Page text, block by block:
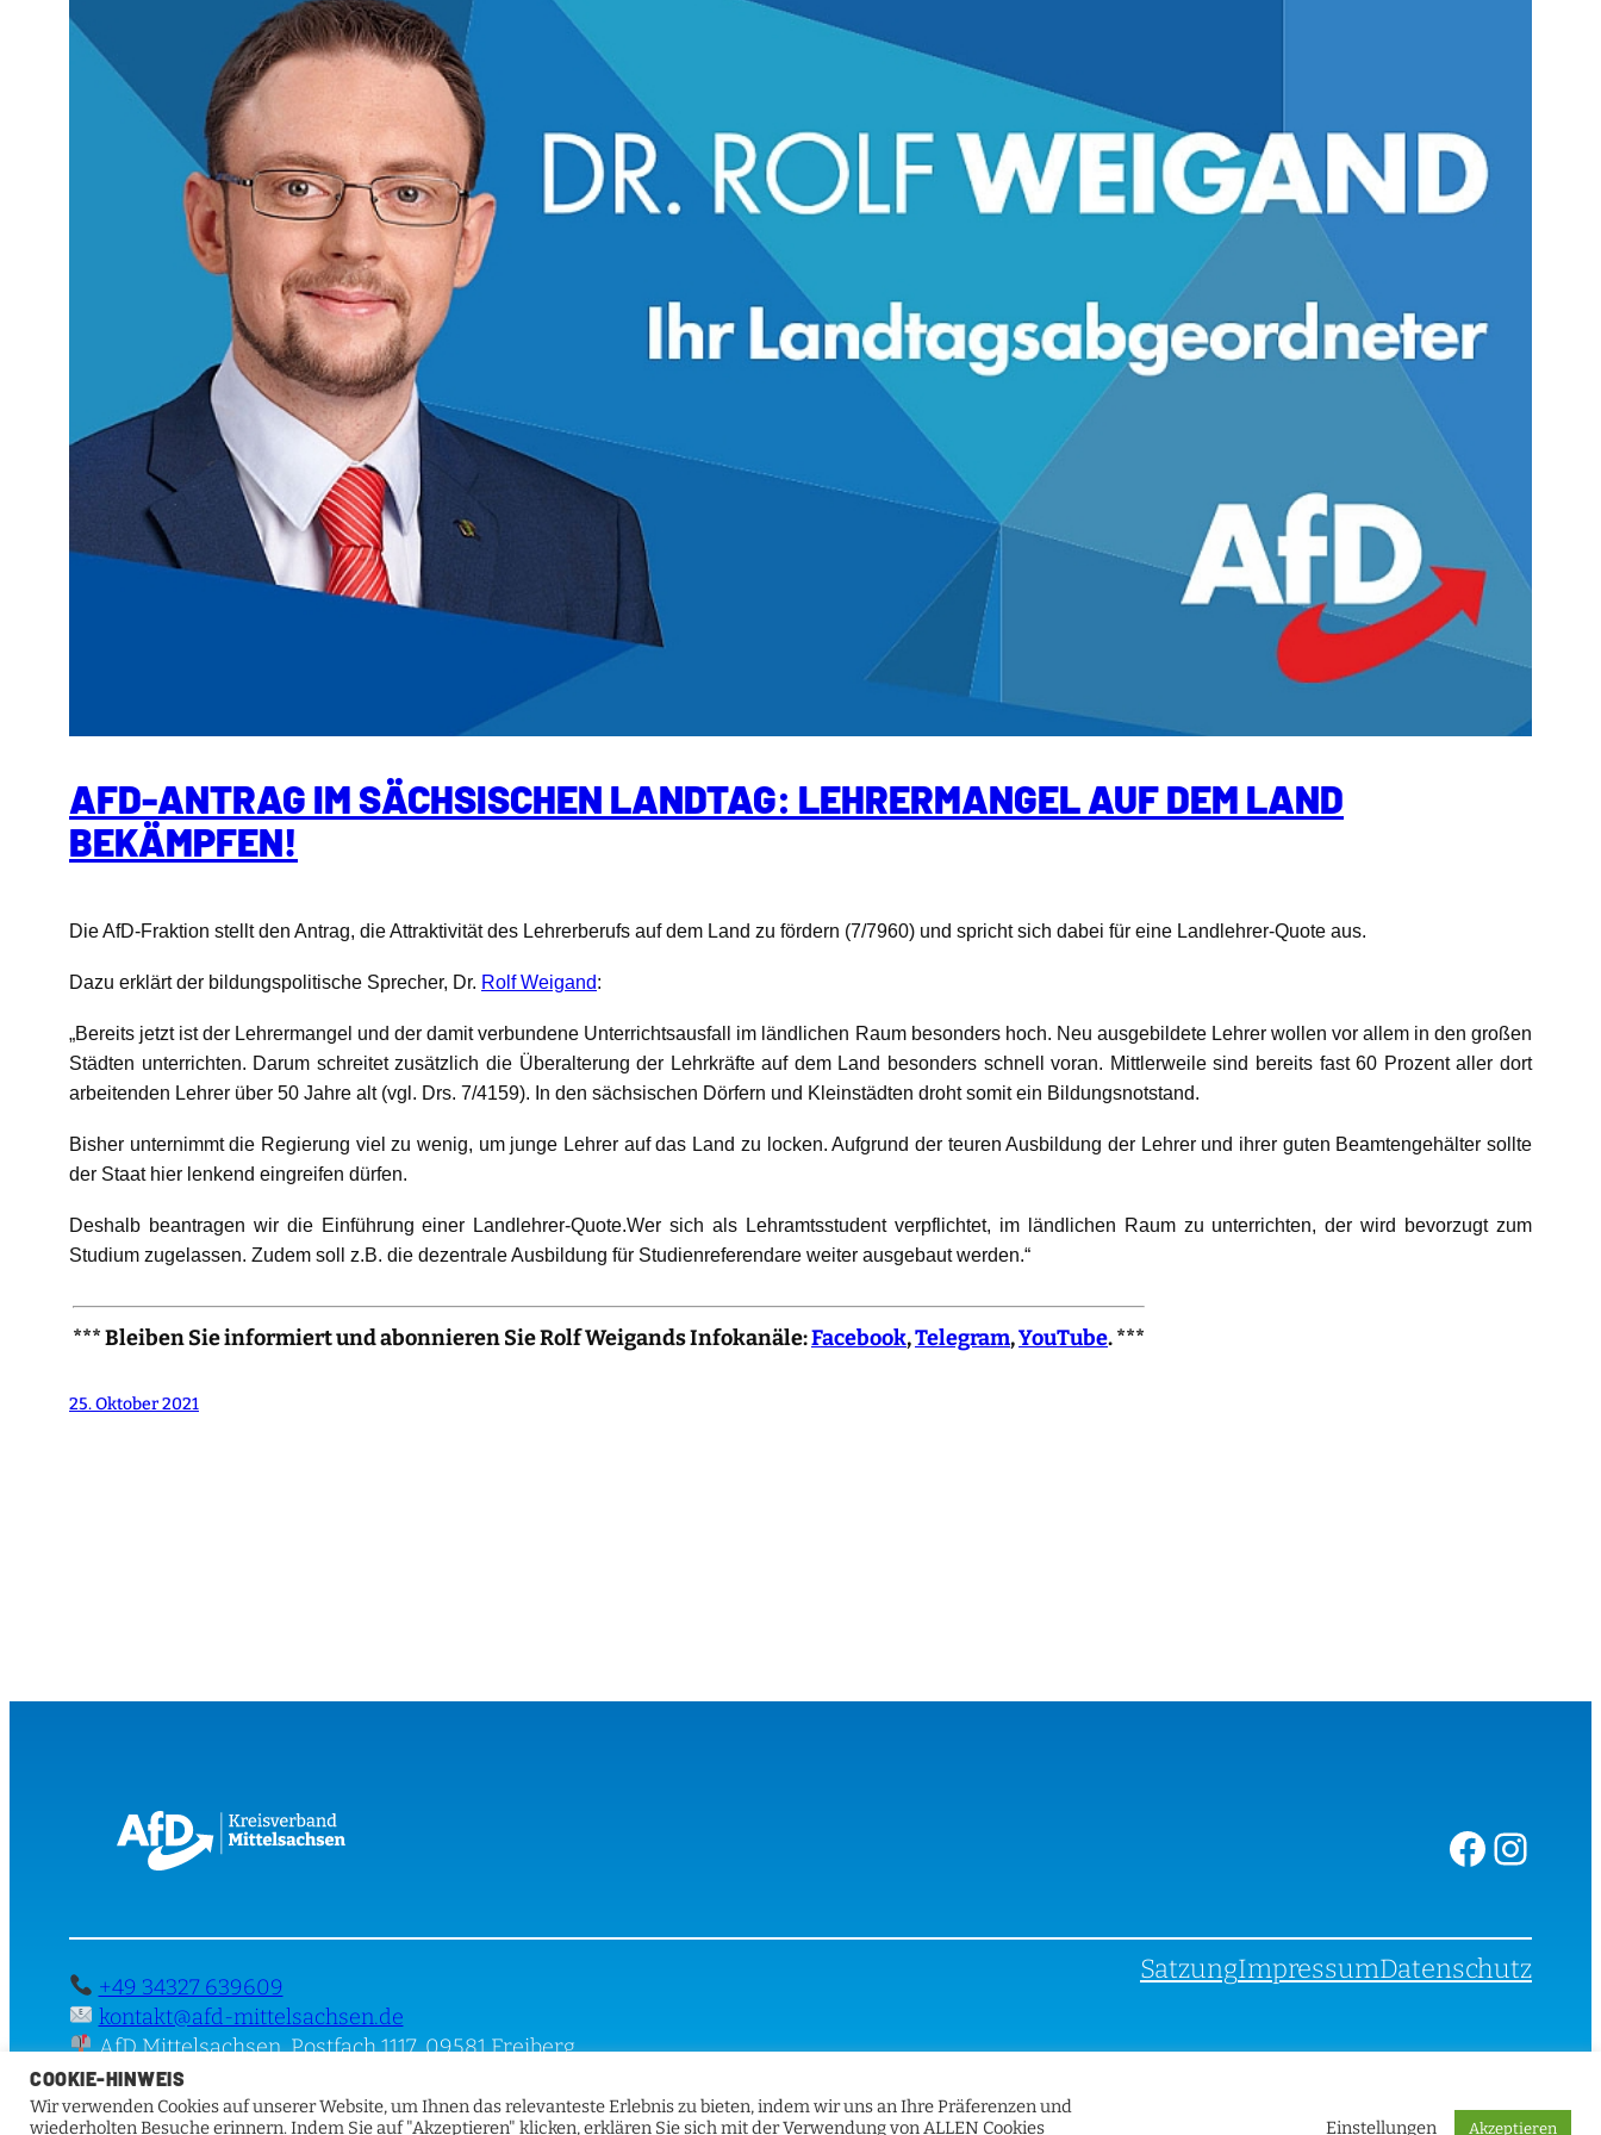
AFD-ANTRAG IM SÄCHSISCHEN LANDTAG: LEHRERMANGEL AUF DEM LAND
BEKÄMPFEN!
Die AfD-Fraktion stellt den Antrag, die Attraktivität des Lehrerberufs auf dem Land zu fördern (7/7960) und spricht sich dabei für eine Landlehrer-Quote aus.
Dazu erklärt der bildungspolitische Sprecher, Dr. Rolf Weigand:
„Bereits jetzt ist der Lehrermangel und der damit verbundene Unterrichtsausfall im ländlichen Raum besonders hoch. Neu ausgebildete Lehrer wollen vor allem in den großen
Städten unterrichten. Darum schreitet zusätzlich die Überalterung der Lehrkräfte auf dem Land besonders schnell voran. Mittlerweile sind bereits fast 60 Prozent aller dort
arbeitenden Lehrer über 50 Jahre alt (vgl. Drs. 7/4159). In den sächsischen Dörfern und Kleinstädten droht somit ein Bildungsnotstand.
Bisher unternimmt die Regierung viel zu wenig, um junge Lehrer auf das Land zu locken. Aufgrund der teuren Ausbildung der Lehrer und ihrer guten Beamtengehälter sollte
der Staat hier lenkend eingreifen dürfen.
Deshalb beantragen wir die Einführung einer Landlehrer-Quote.Wer sich als Lehramtsstudent verpflichtet, im ländlichen Raum zu unterrichten, der wird bevorzugt zum
Studium zugelassen. Zudem soll z.B. die dezentrale Ausbildung für Studienreferendare weiter ausgebaut werden.“
*** Bleiben Sie informiert und abonnieren Sie Rolf Weigands Infokanäle:Facebook,Telegram,YouTube. ***
25. Oktober 2021
Facebook Instagram
+49 34327 639609
kontakt@afd-mittelsachsen.de
AfD Mittelsachsen, Postfach 1117, 09581 Freiberg
SatzungImpressumDatenschutz
COOKIE-HINWEIS
Wir verwenden Cookies auf unserer Website, um Ihnen das relevanteste Erlebnis zu bieten, indem wir uns an Ihre Präferenzen und
wiederholten Besuche erinnern. Indem Sie auf "Akzeptieren" klicken, erklären Sie sich mit der Verwendung von ALLEN Cookies
Einstellungen Akzeptieren